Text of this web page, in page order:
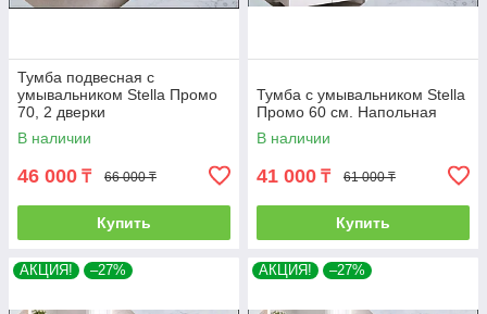
Тумба подвесная с
умывальником Stella Промо
70, 2 дверки
В наличии
46 000 ₸ 66 000 ₸
Купить
Тумба с умывальником Stella
Промо 60 см. Напольная
В наличии
41 000 ₸ 61 000 ₸
Купить
АКЦИЯ! –27% АКЦИЯ! –27%